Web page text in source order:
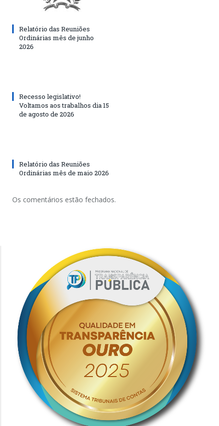
Relatório das Reuniões
Ordinárias mês de junho
2026
Recesso legislativo!
Voltamos aos trabalhos dia 15
de agosto de 2026
Relatório das Reuniões
Ordinárias mês de maio 2026
Os comentários estão fechados.